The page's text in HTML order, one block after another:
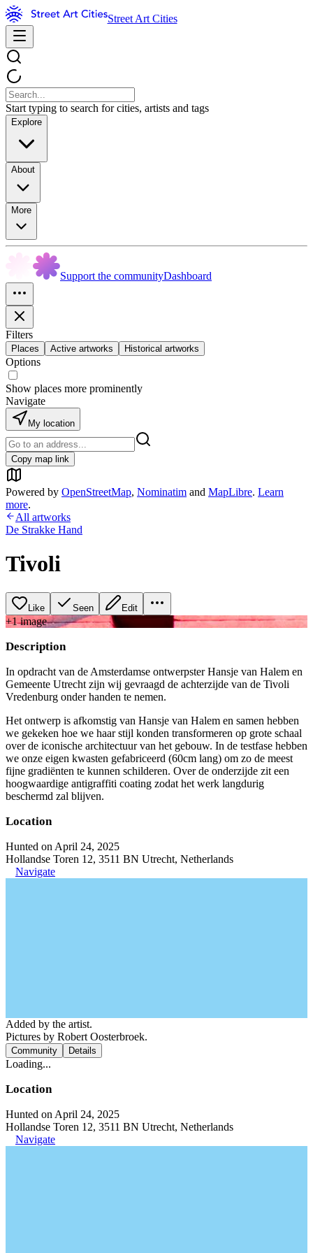
Street Art Cities
Start typing to search for cities, artists and tags
Explore
About
More
Support the communityDashboard
Filters
Places Active artworks Historical artworks
Options
Show places more prominently
Navigate
My location
Copy map link
Powered by OpenStreetMap, Nominatim and MapLibre. Learn
more.
All artworks
De Strakke Hand
Tivoli
Like Seen Edit
+1image
Description
In opdracht van de Amsterdamse ontwerpster Hansje van Halem en
Gemeente Utrecht zijn wij gevraagd de achterzijde van de Tivoli
Vredenburg onder handen te nemen.
Het ontwerp is afkomstig van Hansje van Halem en samen hebben
we gekeken hoe we haar stijl konden transformeren op grote schaal
over de iconische architectuur van het gebouw. In de testfase hebben
we onze eigen kwasten gefabriceerd (60cm lang) om zo de meest
fijne gradiënten te kunnen schilderen. Over de onderzijde zit een
hoogwaardige antigraffiti coating zodat het werk langdurig
beschermd zal blijven.
Location
Hunted on April 24, 2025
Hollandse Toren 12, 3511 BN Utrecht, Netherlands
Navigate
Added by the artist.
Pictures by Robert Oosterbroek.
Community Details
Loading...
Location
Hunted on April 24, 2025
Hollandse Toren 12, 3511 BN Utrecht, Netherlands
Navigate